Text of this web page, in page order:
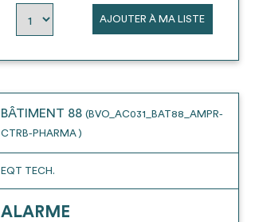
AJOUTER À MA LISTE
BÂTIMENT 88 (BVO_AC031_BAT88_AMPR-
CTRB-PHARMA )
EQT TECH.
ALARME